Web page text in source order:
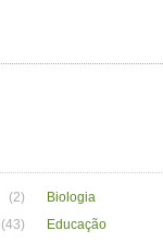
(2)
Biologia
(43)
Educação